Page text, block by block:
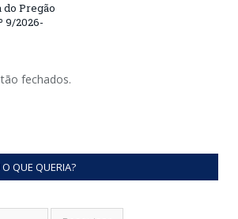
do Pregão
9/2026-
fechados.
QUE QUERIA?